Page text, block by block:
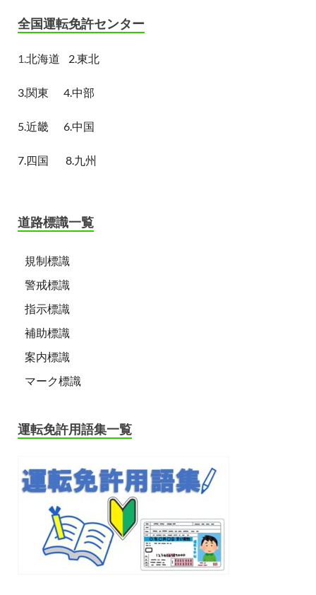
全国運転免許センター
1.北海道 2.東北
3.関東 4.中部
5.近畿 6.中国
7.四国 8.九州
道路標識一覧
規制標識
警戒標識
指示標識
補助標識
案内標識
マーク標識
運転免許用語集一覧